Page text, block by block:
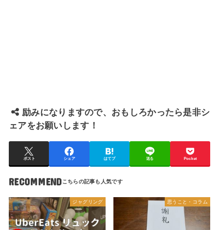
励みになりますので、おもしろかったら是非シ
ェアをお願いします！
ポスト シェア はてブ 送る Pocket
RECOMMEND
ジャグリング 思うこと・コラム